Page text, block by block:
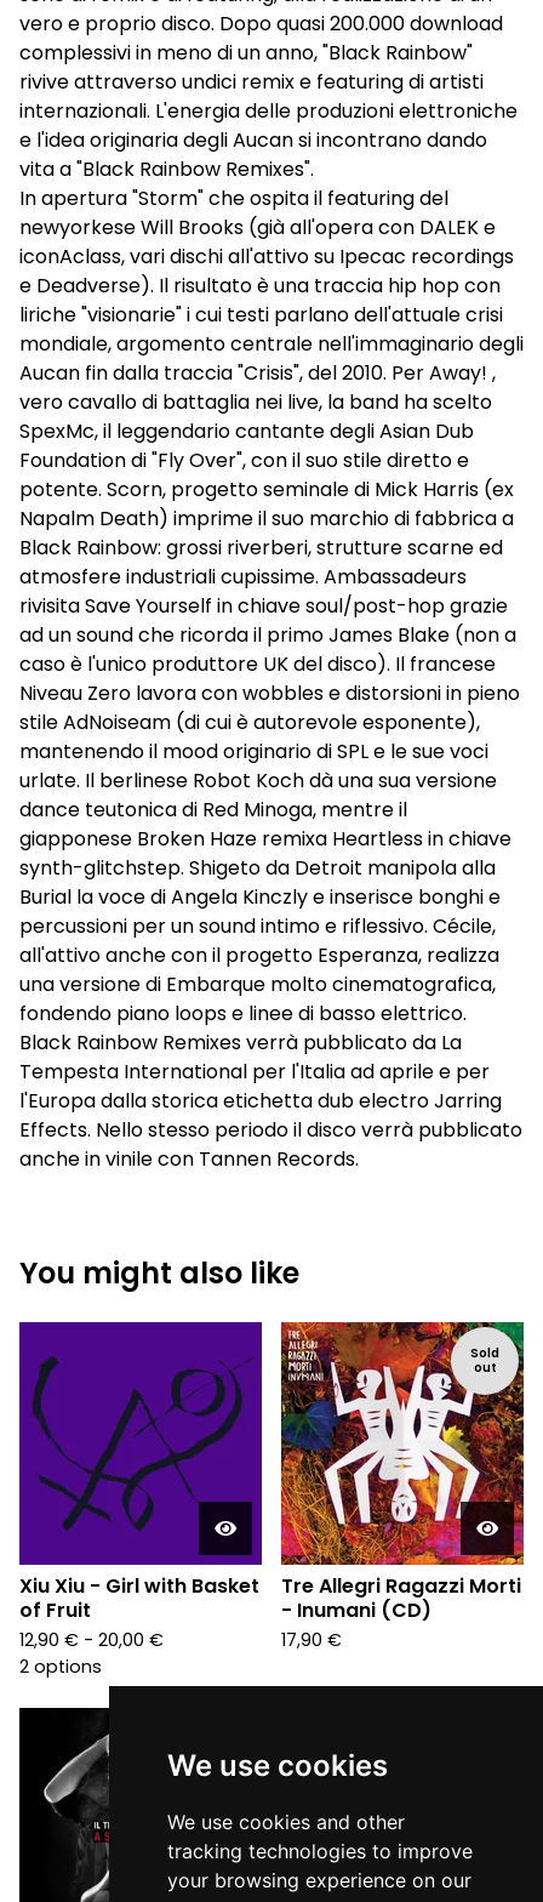
We use cookies
We use cookies and other
tracking technologies to improve
your browsing experience on our
vero e proprio disco. Dopo quasi 200.000 download
complessivi in meno di un anno, "Black Rainbow"
rivive attraverso undici remix e featuring di artisti
internazionali. L'energia delle produzioni elettroniche
e l'idea originaria degli Aucan si incontrano dando
vita a "Black Rainbow Remixes".
In apertura "Storm" che ospita il featuring del
newyorkese Will Brooks (già all'opera con DALEK e
iconAclass, vari dischi all'attivo su Ipecac recordings
e Deadverse). Il risultato è una traccia hip hop con
liriche "visionarie" i cui testi parlano dell'attuale crisi
mondiale, argomento centrale nell'immaginario degli
Aucan fin dalla traccia "Crisis", del 2010. Per Away! ,
vero cavallo di battaglia nei live, la band ha scelto
SpexMc, il leggendario cantante degli Asian Dub
Foundation di "Fly Over", con il suo stile diretto e
potente. Scorn, progetto seminale di Mick Harris (ex
Napalm Death) imprime il suo marchio di fabbrica a
Black Rainbow: grossi riverberi, strutture scarne ed
atmosfere industriali cupissime. Ambassadeurs
rivisita Save Yourself in chiave soul/post-hop grazie
ad un sound che ricorda il primo James Blake (non a
caso è l'unico produttore UK del disco). Il francese
Niveau Zero lavora con wobbles e distorsioni in pieno
stile AdNoiseam (di cui è autorevole esponente),
mantenendo il mood originario di SPL e le sue voci
urlate. Il berlinese Robot Koch dà una sua versione
dance teutonica di Red Minoga, mentre il
giapponese Broken Haze remixa Heartless in chiave
synth-glitchstep. Shigeto da Detroit manipola alla
Burial la voce di Angela Kinczly e inserisce bonghi e
percussioni per un sound intimo e riflessivo. Cécile,
all'attivo anche con il progetto Esperanza, realizza
una versione di Embarque molto cinematografica,
fondendo piano loops e linee di basso elettrico.
Black Rainbow Remixes verrà pubblicato da La
Tempesta International per l'Italia ad aprile e per
l'Europa dalla storica etichetta dub electro Jarring
Effects. Nello stesso periodo il disco verrà pubblicato
anche in vinile con Tannen Records.
You might also like
Xiu Xiu - Girl with Basket
of Fruit
12,90 € - 20,00 €
2 options
Sold
out
Tre Allegri Ragazzi Morti
- Inumani (CD)
17,90 €